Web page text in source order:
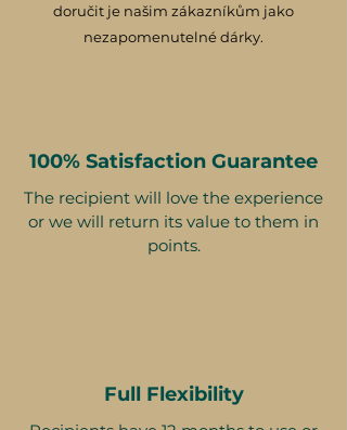
doručit je našim zákazníkům jako
nezapomenutelné dárky.
100% Satisfaction Guarantee
The recipient will love the experience
or we will return its value to them in
points.
Full Flexibility